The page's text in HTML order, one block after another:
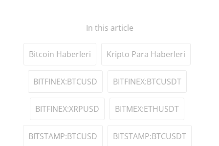
In this article
Bitcoin Haberleri Kripto Para Haberleri
BITFINEX:BTCUSD BITFINEX:BTCUSDT
BITFINEX:XRPUSD BITMEX:ETHUSDT
BITSTAMP:BTCUSD BITSTAMP:BTCUSDT